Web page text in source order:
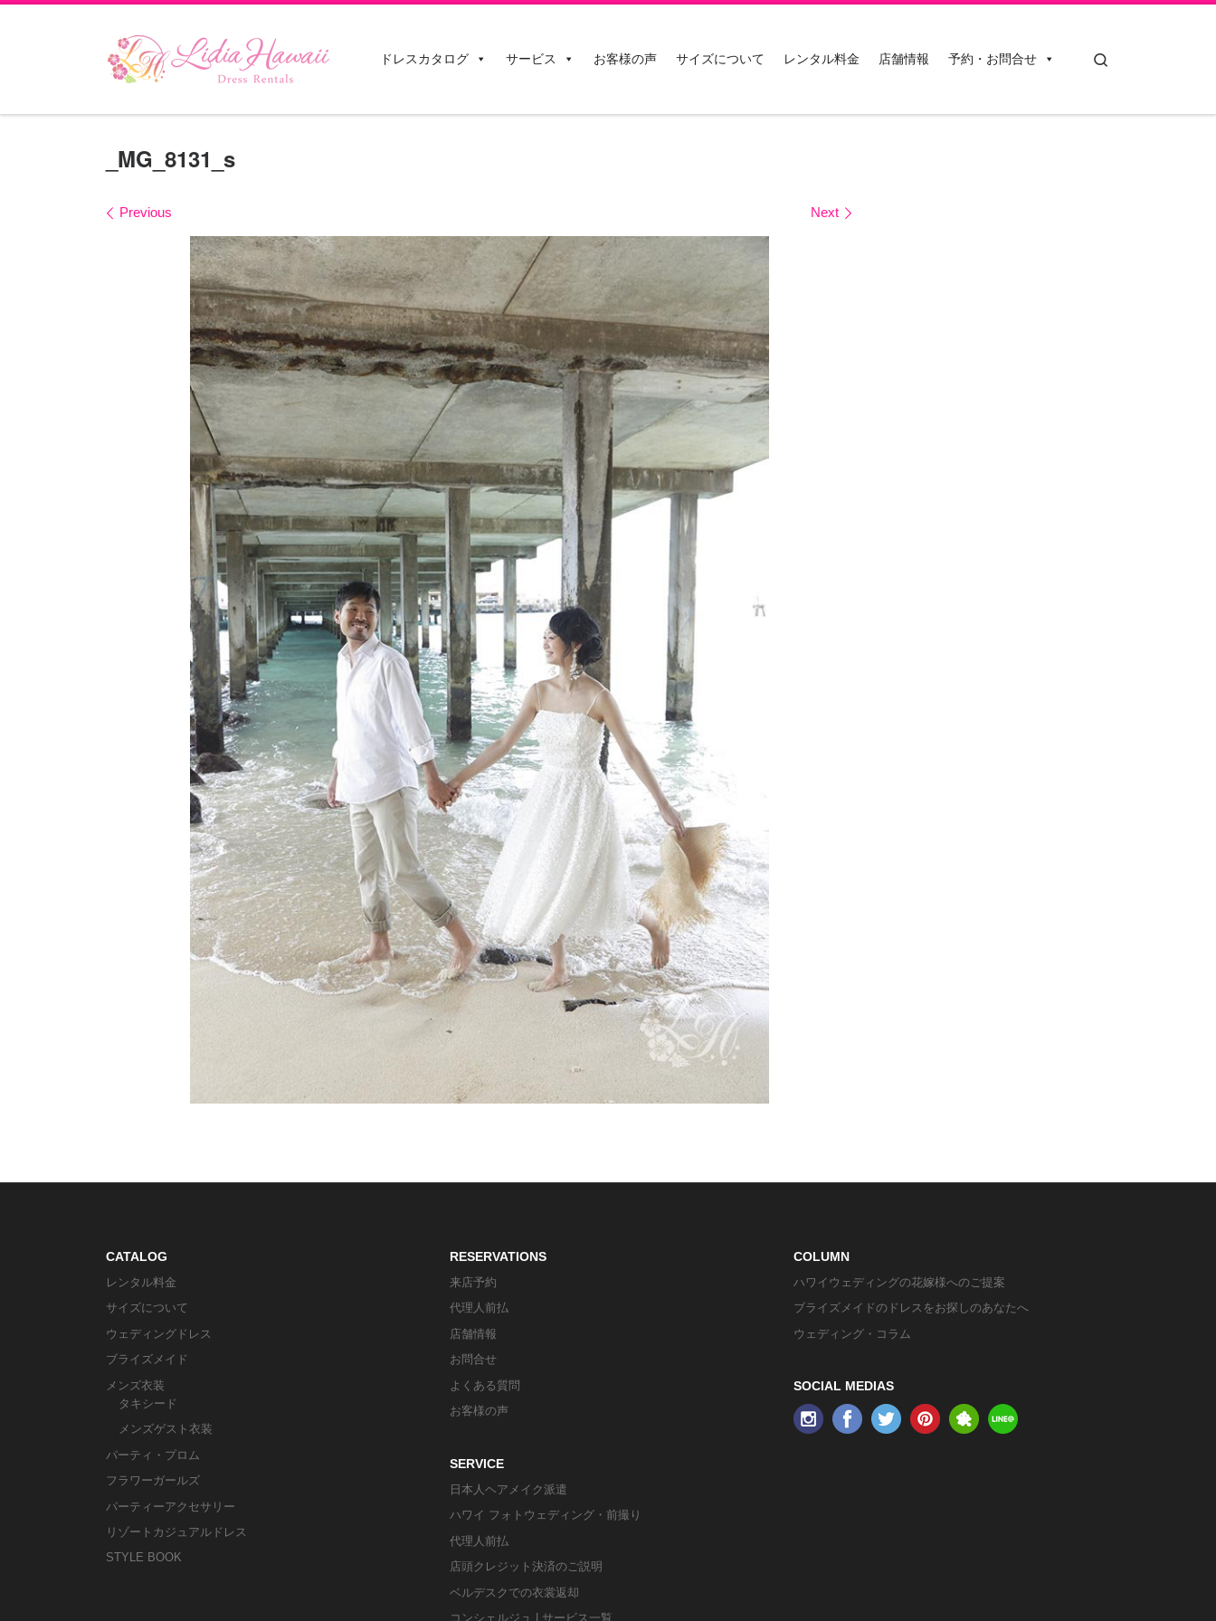
ドレスカタログ サービス お客様の声 サイズについて レンタル料金 店舗情報 予約・お問合せ
_MG_8131_s
Images navigation
Previous Next
CATALOG
レンタル料金
サイズについて
ウェディングドレス
ブライズメイド
メンズ衣装
タキシード
メンズゲスト衣装
パーティ・プロム
フラワーガールズ
パーティーアクセサリー
リゾートカジュアルドレス
STYLE BOOK
RESERVATIONS
来店予約
代理人前払
店舗情報
お問合せ
よくある質問
お客様の声
SERVICE
日本人ヘアメイク派遣
ハワイ フォトウェディング・前撮り
代理人前払
店頭クレジット決済のご説明
ベルデスクでの衣裳返却
コンシェルジュ | サービス一覧
COLUMN
ハワイウェディングの花嫁様へのご提案
ブライズメイドのドレスをお探しのあなたへ
ウェディング・コラム
SOCIAL MEDIAS